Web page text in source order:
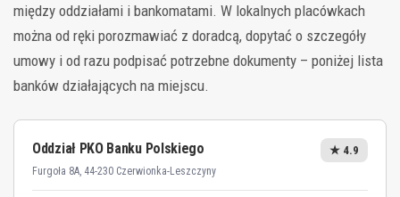
między oddziałami i bankomatami. W lokalnych placówkach
można od ręki porozmawiać z doradcą, dopytać o szczegóły
umowy i od razu podpisać potrzebne dokumenty – poniżej lista
banków działających na miejscu.
Oddział PKO Banku Polskiego
Furgoła 8A, 44-230 Czerwionka-Leszczyny
★ 4.9